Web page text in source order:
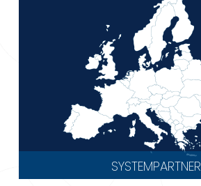
SYSTEMPARTNER